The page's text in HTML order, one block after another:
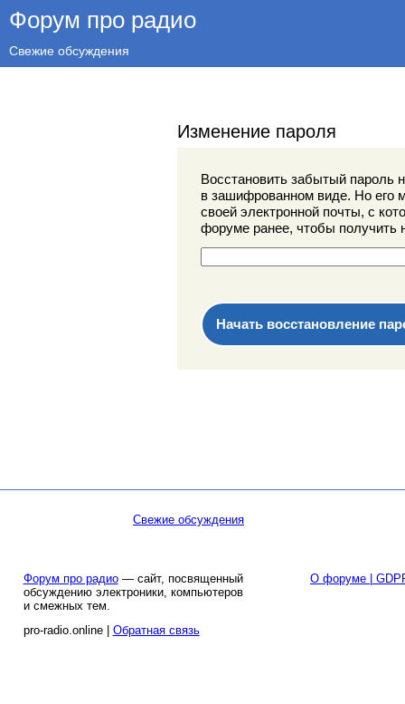
Форум про радио
Свежие обсуждения
Изменение пароля
Восстановить забытый пароль
в зашифрованном виде. Но его
своей электронной почты, с
форуме ранее, чтобы получить
Свежие обсуждения
Форум про радио— сайт, посвященный
обсуждению электроники, компьютеров
и смежных тем.
pro-radio.online | Обратная связь
О форуме |